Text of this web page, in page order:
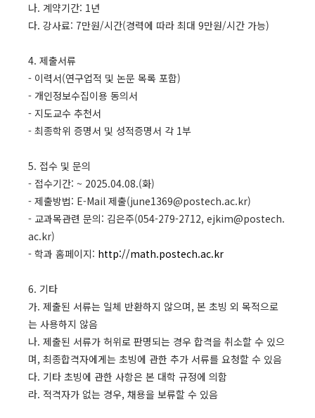
나. 계약기간: 1년
다. 강사료: 7만원/시간(경력에 따라 최대 9만원/시간 가능)
4. 제출서류
- 이력서(연구업적 및 논문 목록 포함)
- 개인정보수집이용 동의서
- 지도교수 추천서
- 최종학위 증명서 및 성적증명서 각 1부
5. 접수 및 문의
- 접수기간: ~ 2025.04.08.(화)
- 제출방법: E-Mail 제출(june1369@postech.ac.kr)
- 교과목관련 문의: 김은주(054-279-2712, ejkim@postech.
ac.kr)
- 학과 홈페이지: http://math.postech.ac.kr
6. 기타
가. 제출된 서류는 일체 반환하지 않으며, 본 초빙 외 목적으로
는 사용하지 않음
나. 제출된 서류가 허위로 판명되는 경우 합격을 취소할 수 있으
며, 최종합격자에게는 초빙에 관한 추가 서류를 요청할 수 있음
다. 기타 초빙에 관한 사항은 본 대학 규정에 의함
라. 적격자가 없는 경우, 채용을 보류할 수 있음